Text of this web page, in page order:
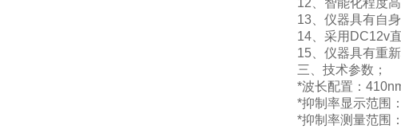
12、智能化程度
13、仪器具有自
14、采用DC12v
15、仪器具有重
三、技术参数；
*波长配置：
*抑制率显示范围
*抑制率测量范围